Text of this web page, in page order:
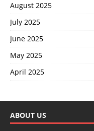
August 2025
July 2025
June 2025
May 2025
April 2025
ABOUT US